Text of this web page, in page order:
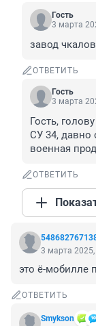
Гость
3 марта
завод
ОТВЕТИТЬ
Гость
3 марта
Гость,
СУ 34, давно
военная
ОТВЕТИТЬ
3 марта 2025,
это ё-мобилле
ОТВЕТИТЬ
Smykson